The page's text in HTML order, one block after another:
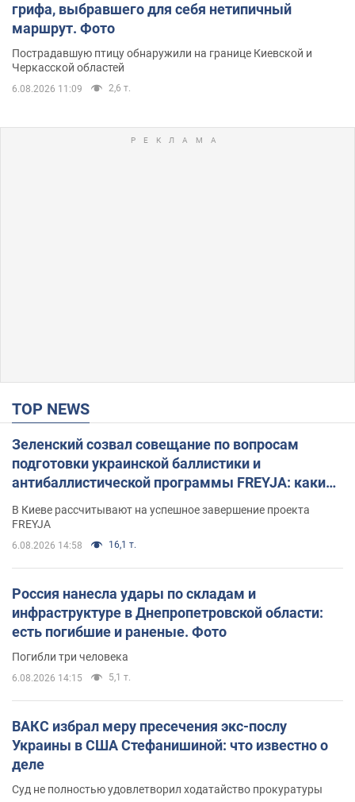
грифа, выбравшего для себя нетипичный
маршрут. Фото
Пострадавшую птицу обнаружили на границе Киевской и
Черкасской областей
6.08.2026 11:09 2,6 т.
TOP NEWS
Зеленский созвал совещание по вопросам
подготовки украинской баллистики и
антибаллистической программы FREYJA: какие
решения готовятся
В Киеве рассчитывают на успешное завершение проекта
FREYJA
6.08.2026 14:58 16,1 т.
Россия нанесла удары по складам и
инфраструктуре в Днепропетровской области:
есть погибшие и раненые. Фото
Погибли три человека
6.08.2026 14:15 5,1 т.
ВАКС избрал меру пресечения экс-послу
Украины в США Стефанишиной: что известно о
деле
Суд не полностью удовлетворил ходатайство прокуратуры